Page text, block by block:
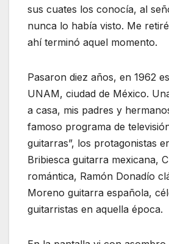
sus cuates los conocía, al
nunca lo había visto. Me
ahí terminó aquel momento.
Pasaron diez años, en 1962
UNAM, ciudad de México.
a casa, mis padres y
famoso programa de
guitarras”, los protagonistas
Bribiesca guitarra mexicana,
romántica, Ramón Donadío
Moreno guitarra española,
guitarristas en aquella época.